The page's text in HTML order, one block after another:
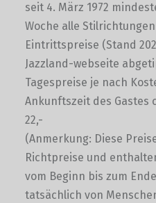
seit 4. März 1972
Woche alle Stilrichtungen
Eintrittspreise (Stand
Jazzland-webseite
Tagespreise je nach
Ankunftszeit des Gastes
22,-
(Anmerkung: Diese
Richtpreise und
vom Beginn bis zum
tatsächlich von